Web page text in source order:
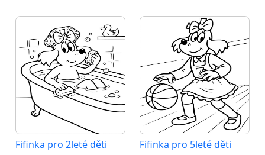
Fifinka pro 2leté děti Fifinka pro 5leté děti